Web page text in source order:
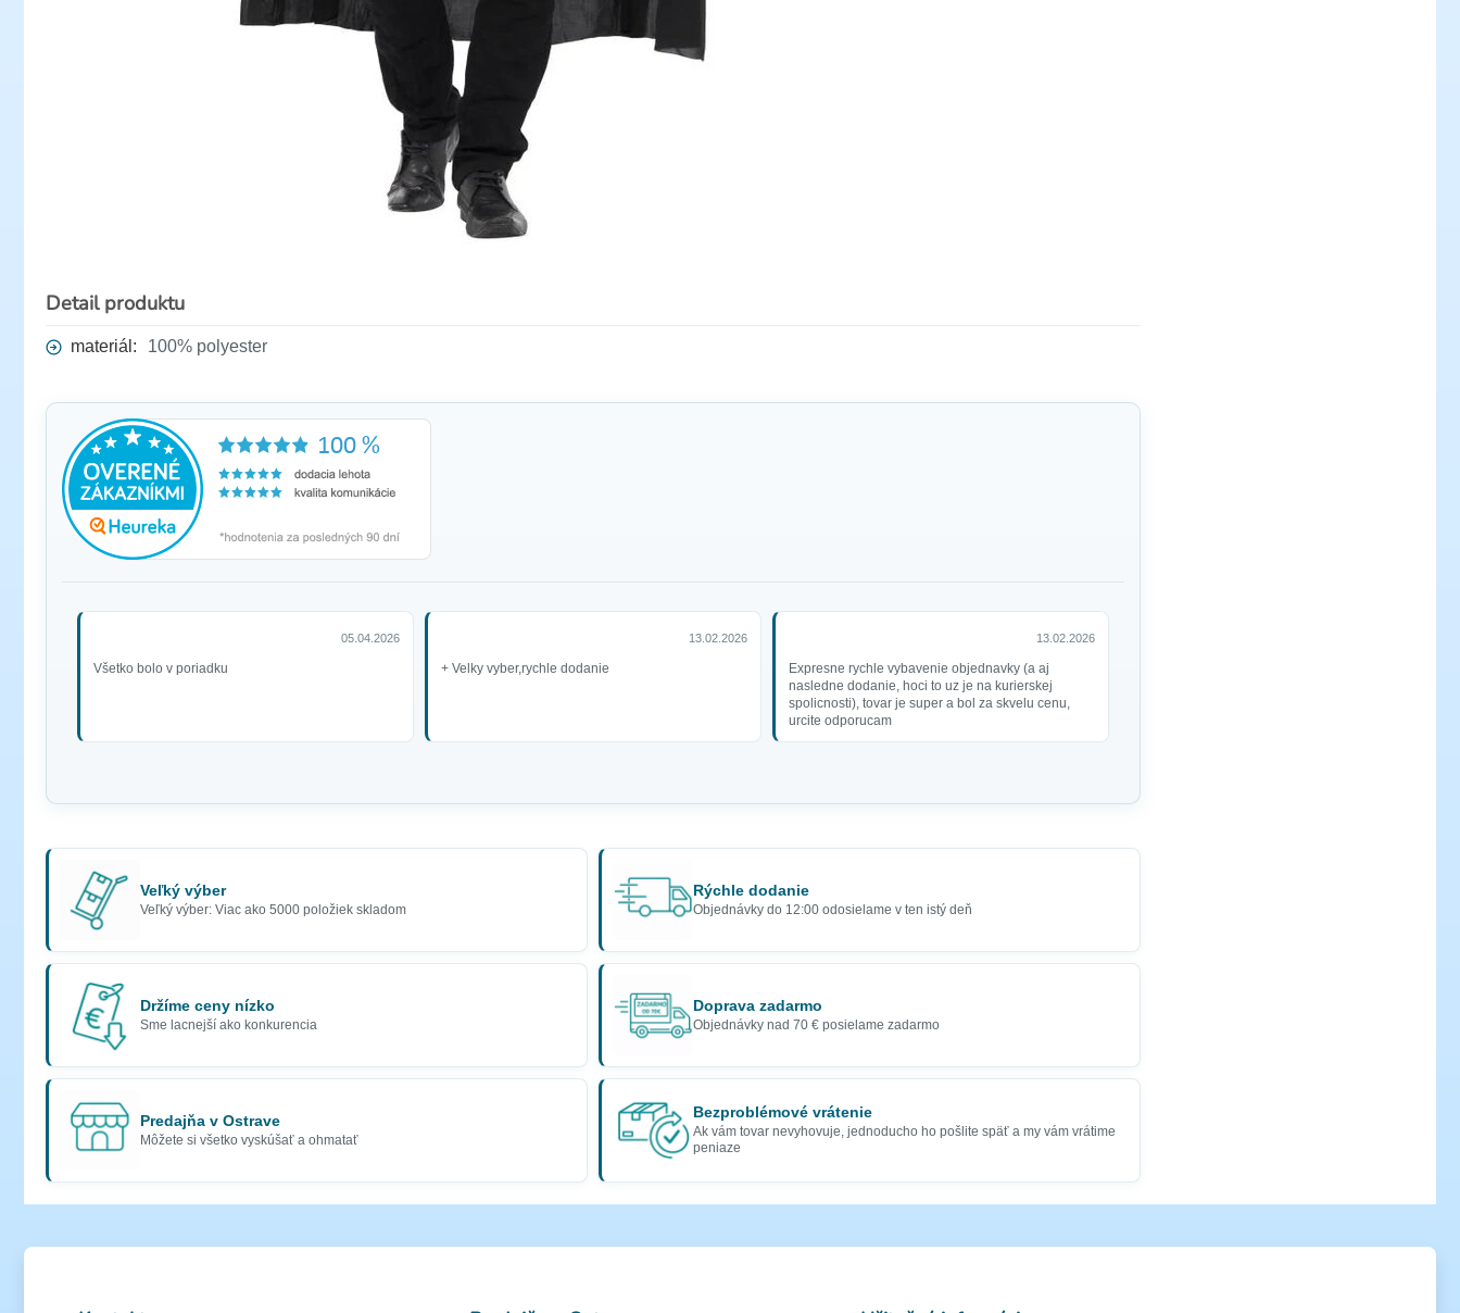
Detail produktu
materiál: 100% polyester
05.04.2026
Všetko bolo v poriadku
13.02.2026
+ Velky vyber,rychle dodanie
13.02.2026
Expresne rychle vybavenie objednavky (a aj
nasledne dodanie, hoci to uz je na kurierskej
spolicnosti), tovar je super a bol za skvelu cenu,
urcite odporucam
Veľký výber
Veľký výber: Viac ako 5000 položiek skladom
Rýchle dodanie
Objednávky do 12:00 odosielame v ten istý deň
Držíme ceny nízko
Sme lacnejší ako konkurencia
Doprava zadarmo
Objednávky nad 70 € posielame zadarmo
Predajňa v Ostrave
Môžete si všetko vyskúšať a ohmatať
Bezproblémové vrátenie
Ak vám tovar nevyhovuje, jednoducho ho pošlite späť a my vám vrátime
peniaze